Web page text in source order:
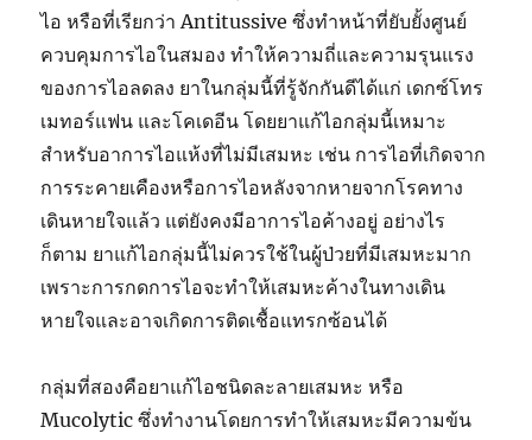
ไอ หรือที่เรียกว่า Antitussive ซึ่งทำหน้าที่ยับยั้งศูนย์
ควบคุมการไอในสมอง ทำให้ความถี่และความรุนแรง
ของการไอลดลง ยาในกลุ่มนี้ที่รู้จักกันดีได้แก่ เดกซ์โทร
เมทอร์แฟน และโคเดอีน โดยยาแก้ไอกลุ่มนี้เหมาะ
สำหรับอาการไอแห้งที่ไม่มีเสมหะ เช่น การไอที่เกิดจาก
การระคายเคืองหรือการไอหลังจากหายจากโรคทาง
เดินหายใจแล้ว แต่ยังคงมีอาการไอค้างอยู่ อย่างไร
ก็ตาม ยาแก้ไอกลุ่มนี้ไม่ควรใช้ในผู้ป่วยที่มีเสมหะมาก
เพราะการกดการไอจะทำให้เสมหะค้างในทางเดิน
หายใจและอาจเกิดการติดเชื้อแทรกซ้อนได้
กลุ่มที่สองคือยาแก้ไอชนิดละลายเสมหะ หรือ
Mucolytic ซึ่งทำงานโดยการทำให้เสมหะมีความข้น